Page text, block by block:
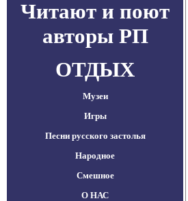
Читают и поют
авторы РП
ОТДЫХ
Музеи
Игры
Песни русского застолья
Народное
Смешное
О НАС